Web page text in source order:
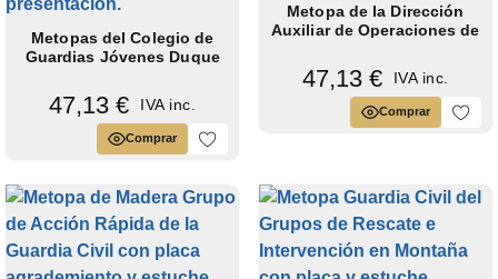
Metopas del Colegio de
Guardias Jóvenes Duque
47,13 € IVA inc.
Comprar
Metopa de la Dirección
Auxiliar de Operaciones de
47,13 € IVA inc.
Comprar